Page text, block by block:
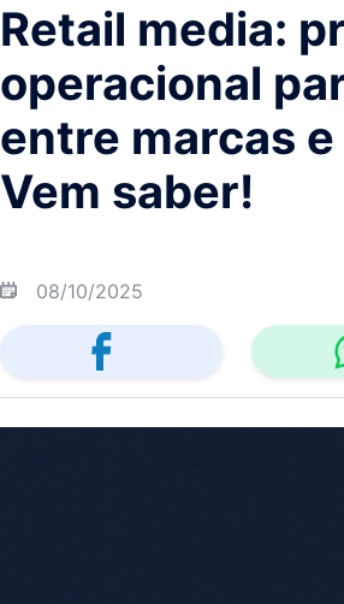
Retail media:
operacional
entre marcas
Vem saber!
08/10/2025